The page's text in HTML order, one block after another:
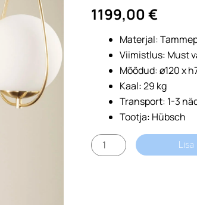
1199,00€
Materjal:
Viimistlus: Must
Mõõdud: ø120 x
Kaal: 29 kg
Transport: 1-3
Tootja: Hübsch
Söögilaud
Stay